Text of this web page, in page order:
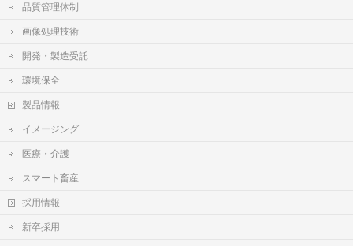
品質管理体制
画像処理技術
開発・製造受託
環境保全
製品情報
イメージング
医療・介護
スマート畜産
採用情報
新卒採用